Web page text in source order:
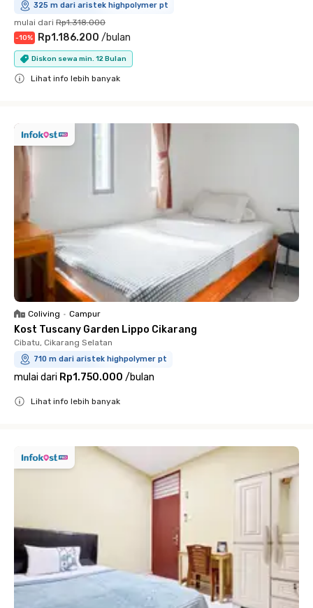
325 m dari aristek highpolymer pt
mulai dari Rp1.318.000
-10% Rp1.186.200 /bulan
Diskon sewa min. 12 Bulan
Lihat info lebih banyak
Coliving • Campur
Kost Tuscany Garden Lippo Cikarang
Cibatu, Cikarang Selatan
710 m dari aristek highpolymer pt
mulai dari Rp1.750.000 /bulan
Lihat info lebih banyak